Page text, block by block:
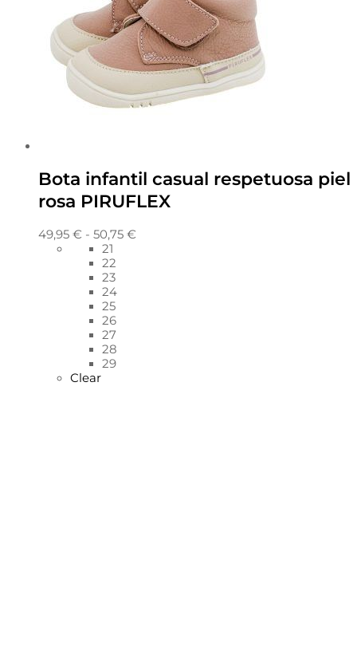
Bota infantil casual respetuosa piel
rosa PIRUFLEX
49,95 € - 50,75 €
21
22
23
24
25
26
27
28
29
Clear